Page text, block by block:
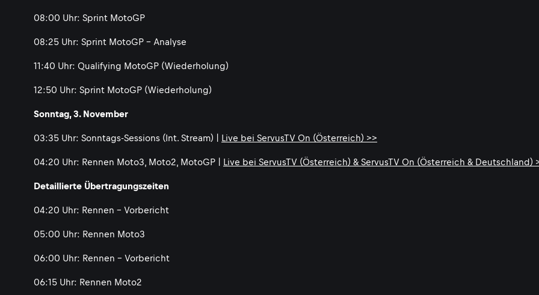
08:00 Uhr: Sprint MotoGP
08:25 Uhr: Sprint MotoGP - Analyse
11:40 Uhr: Qualifying MotoGP (Wiederholung)
12:50 Uhr: Sprint MotoGP (Wiederholung)
Sonntag, 3. November
03:35 Uhr: Sonntags-Sessions (Int. Stream) | Live bei ServusTV On (Österreich) >>
04:20 Uhr: Rennen Moto3, Moto2, MotoGP | Live bei ServusTV (Österreich) & ServusTV On (Österreich & Deutschland)
Detaillierte Übertragungszeiten
04:20 Uhr: Rennen - Vorbericht
05:00 Uhr: Rennen Moto3
06:00 Uhr: Rennen - Vorbericht
06:15 Uhr: Rennen Moto2